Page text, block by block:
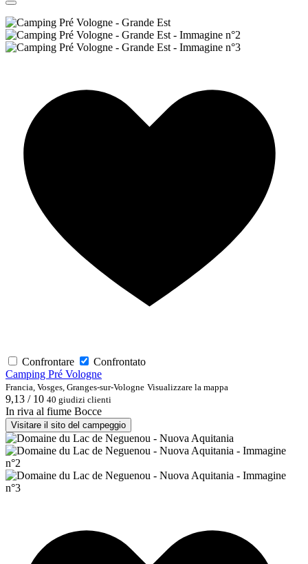
Confrontare
Confrontato
Camping Pré Vologne
Francia, Vosges, Granges-sur-Vologne Visualizzare la mappa
9,13 / 10 40 giudizi clienti
In riva al fiume Bocce
Visitare il sito del campeggio